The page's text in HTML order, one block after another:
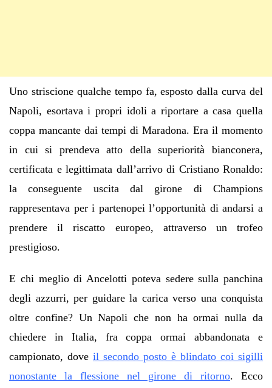
Uno striscione qualche tempo fa, esposto dalla curva del
Napoli, esortava i propri idoli a riportare a casa quella
coppa mancante dai tempi di Maradona. Era il momento
in cui si prendeva atto della superiorità bianconera,
certificata e legittimata dall’arrivo di Cristiano Ronaldo:
la conseguente uscita dal girone di Champions
rappresentava per i partenopei l’opportunità di andarsi a
prendere il riscatto europeo, attraverso un trofeo
prestigioso.
E chi meglio di Ancelotti poteva sedere sulla panchina
degli azzurri, per guidare la carica verso una conquista
oltre confine? Un Napoli che non ha ormai nulla da
chiedere in Italia, fra coppa ormai abbandonata e
campionato, dove il secondo posto è blindato coi sigilli
nonostante la flessione nel girone di ritorno. Ecco